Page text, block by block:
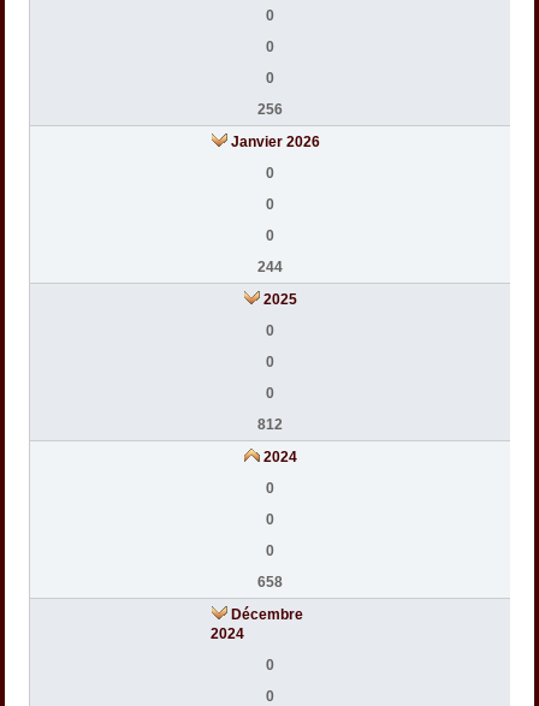
0
0
0
256
Janvier 2026
0
0
0
244
2025
0
0
0
812
2024
0
0
0
658
Décembre
2024
0
0